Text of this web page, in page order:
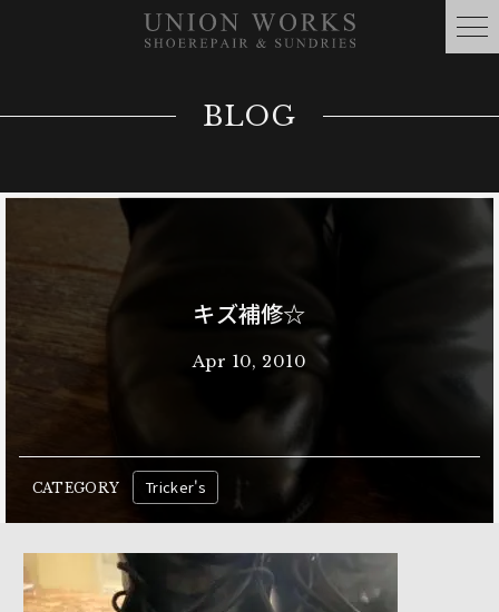
BLOG
キズ補修☆
Apr 10, 2010
CATEGORY Tricker's